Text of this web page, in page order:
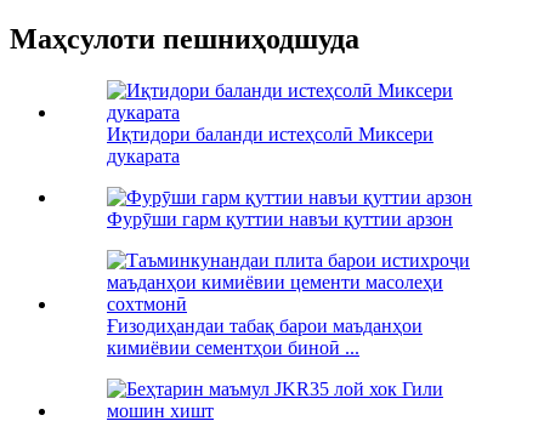
Маҳсулоти пешниҳодшуда
Иқтидори баланди истеҳсолӣ Миксери
дукарата
Фурӯши гарм қуттии навъи қуттии арзон
Ғизодиҳандаи табақ барои маъданҳои
кимиёвии сементҳои биноӣ ...